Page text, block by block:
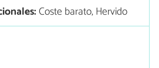
Coste barato, Hervido